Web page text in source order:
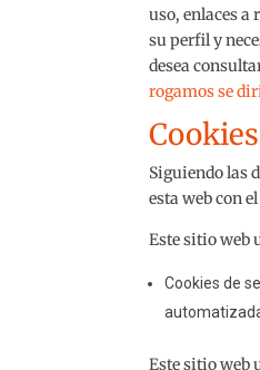
uso, enlaces a
su perfil y
desea
rogamos se
Siguiendo las
esta web con
Este sitio web
Cookies de
Este sitio web